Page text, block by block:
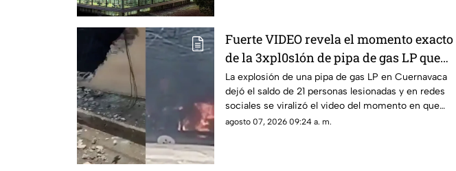
Fuerte VIDEO revela el momento exacto
de la 3xpl0s1ón de pipa de gas LP que
dejó a 21 personas l3s10n4d4s: Esto se
sabe sobre lo ocurrido en Cuernavaca
La explosión de una pipa de gas LP en Cuernavaca
dejó el saldo de 21 personas lesionadas y en redes
sociales se viralizó el video del momento en que
ocurrió.
agosto 07, 2026 09:24 a. m.